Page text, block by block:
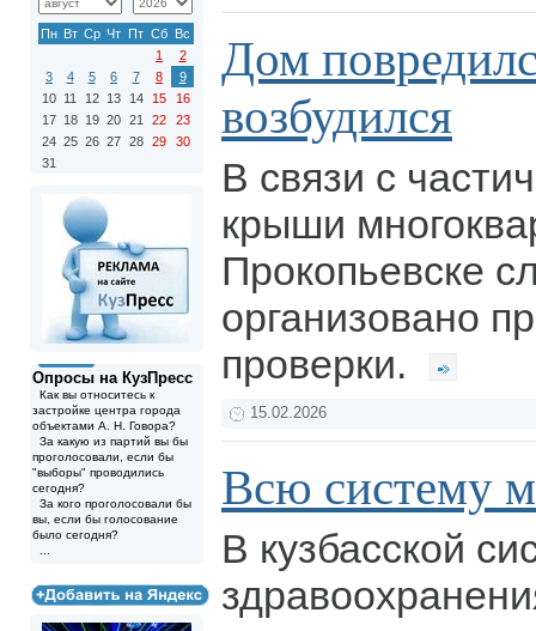
Пн Вт Ср Чт Пт Сб Вс
1
2
3
4 5 6 7 8
9
10 11 12 13 14 15
16
17 18 19 20 21 22
23
24 25 26 27 28 29
30
31
Опросы на КузПресс
Как вы относитесь к
застройке центра города
объектами А. Н. Говора?
За какую из партий вы бы
проголосовали, если бы
"выборы" проводились
сегодня?
За кого проголосовали бы
вы, если бы голосование
было сегодня?
Дом
возбудился
В связи с
крыши
Прокопьевске
организовано
проверки.
15.02.2026
Всю систему
В кузбасской